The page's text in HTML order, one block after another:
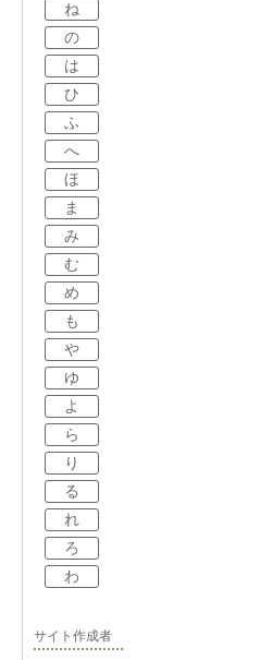
ね
の
は
ひ
ふ
へ
ほ
ま
み
む
め
も
や
ゆ
よ
ら
り
る
れ
ろ
わ
サイト作成者